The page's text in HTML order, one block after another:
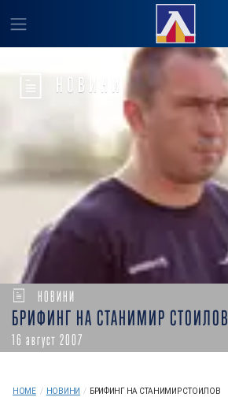
НОВИНИ
НОВИНИ
БРИФИНГ НА СТАНИМИР СТОИЛОВ
16 август 2007
HOME / НОВИНИ / БРИФИНГ НА СТАНИМИР СТОИЛОВ